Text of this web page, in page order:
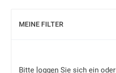
MEINE FILTER
EINBLENDEN
Bitte loggen Sie sich ein oder